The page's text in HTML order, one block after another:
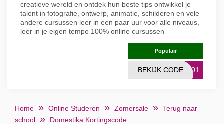
creatieve wereld en ontdek hun beste tips ontwikkel je
talent in fotografie, ontwerp, animatie, schilderen en vele
andere cursussen leer in een paar uur voor alle niveaus,
leer in je eigen tempo 100% online cursussen
Populair
1001
BEKIJK CODE
Home Online Studeren Zomersale
Terug naar
school
Domestika Kortingscode